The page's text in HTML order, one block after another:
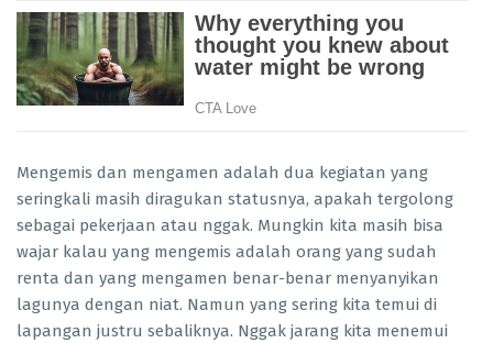
Mengemis dan mengamen adalah dua kegiatan yang
seringkali masih diragukan statusnya, apakah tergolong
sebagai pekerjaan atau nggak. Mungkin kita masih bisa
wajar kalau yang mengemis adalah orang yang sudah
renta dan yang mengamen benar-benar menyanyikan
lagunya dengan niat. Namun yang sering kita temui di
lapangan justru sebaliknya. Nggak jarang kita menemui